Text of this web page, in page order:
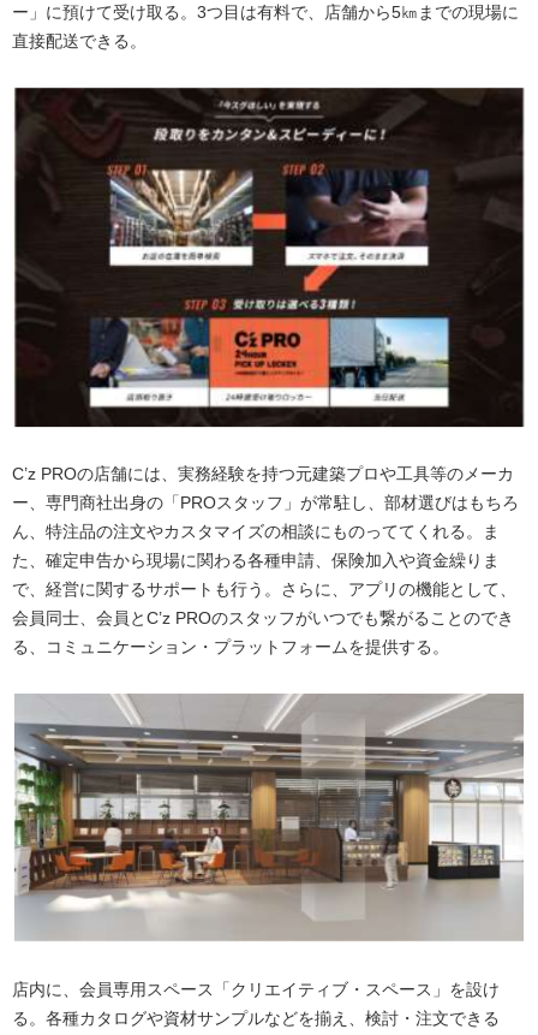
ー」に預けて受け取る。3つ目は有料で、店舗から5㎞までの現場に
直接配送できる。
C’z PROの店舗には、実務経験を持つ元建築プロや工具等のメーカ
ー、専門商社出身の「PROスタッフ」が常駐し、部材選びはもちろ
ん、特注品の注文やカスタマイズの相談にものっててくれる。ま
た、確定申告から現場に関わる各種申請、保険加入や資金繰りま
で、経営に関するサポートも行う。さらに、アプリの機能として、
会員同士、会員とC’z PROのスタッフがいつでも繋がることのでき
る、コミュニケーション・プラットフォームを提供する。
店内に、会員専用スペース「クリエイティブ・スペース」を設け
る。各種カタログや資材サンプルなどを揃え、検討・注文できる